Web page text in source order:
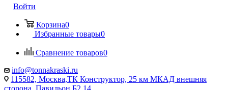
Войти
Корзина0
Избранные товары0
Сравнение товаров0
info@tonnakraski.ru
115582, Москва,ТК Конструктор, 25 км МКАД внешняя
сторона, Павильон Б2.14